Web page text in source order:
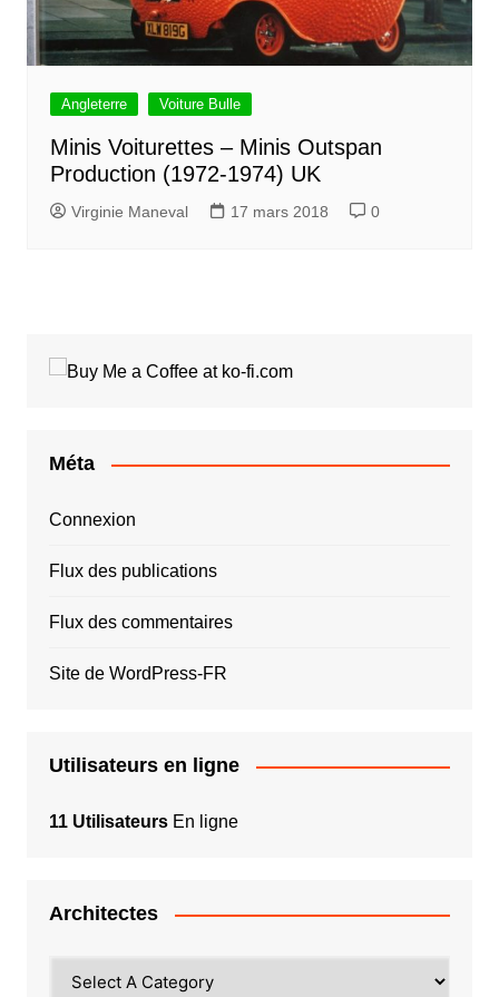
Angleterre Voiture Bulle
Minis Voiturettes – Minis Outspan
Production (1972-1974) UK
Virginie Maneval 17 mars 2018 0
Méta
Connexion
Flux des publications
Flux des commentaires
Site de WordPress-FR
Utilisateurs en ligne
11 UtilisateursEn ligne
Architectes